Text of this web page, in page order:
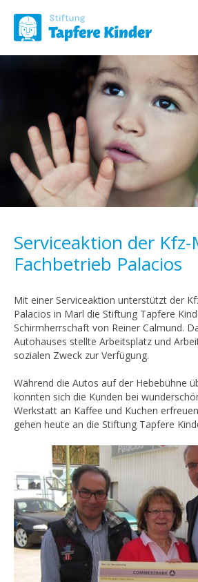
Serviceaktion der
Fachbetrieb Palacios
Mit einer Serviceaktion unterstützt der
Palacios in Marl die Stiftung Tapfere
Schirmherrschaft von Reiner Calmund.
Autohauses stellte Arbeitsplatz und
sozialen Zweck zur Verfügung.
Während die Autos auf der Hebebühne
konnten sich die Kunden bei
Werkstatt an Kaffee und Kuchen
gehen heute an die Stiftung Tapfere